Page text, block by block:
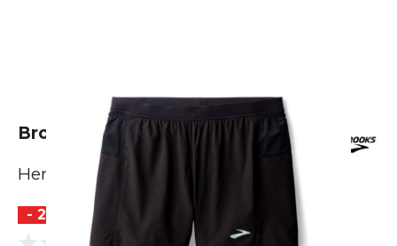
Brooks Journey 5" Shorts
Herren
- 20 %